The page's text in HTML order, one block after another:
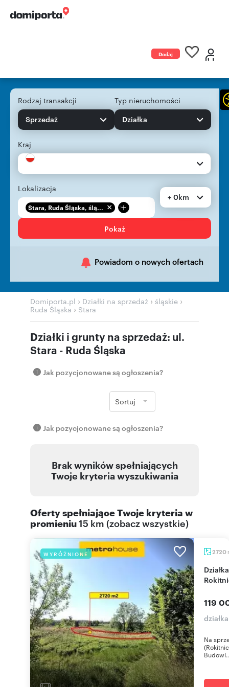
Dodaj
Rodzaj transakcji
Sprzedaż
Typ nieruchomości
Działka
Kraj
Lokalizacja
Stara, Ruda Śląska, ślą... +
+ 0km
Pokaż
Powiadom o nowych ofertach
Domiporta.pl › Działki na sprzedaż › śląskie ›
Ruda Śląska › Stara
Działki i grunty na sprzedaż: ul.
Stara - Ruda Śląska
Jak pozycjonowane są ogłoszenia?
Sortuj
Jak pozycjonowane są ogłoszenia?
Brak wyników spełniających
Twoje kryteria wyszukiwania
Oferty spełniające Twoje kryteria w
promieniu15 km (zobacz wszystkie)
WYRÓŻNIONE 2720
Działka 2720 m² pod inwestycję w Zabrzu
119
Na